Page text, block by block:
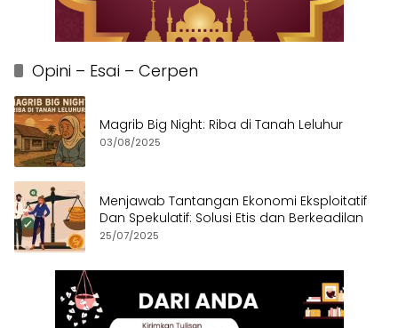
Opini – Esai – Cerpen
Magrib Big Night: Riba di Tanah Leluhur
03/08/2025
Menjawab Tantangan Ekonomi Eksploitatif
Dan Spekulatif: Solusi Etis dan Berkeadilan
25/07/2025